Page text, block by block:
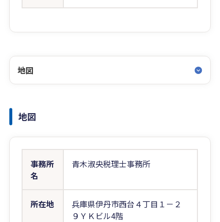
地図
地図
事務所
名
青木淑央税理士事務所
所在地
兵庫県伊丹市西台４丁目１－２
９ＹＫビル4階